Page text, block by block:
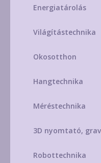
Energiatárolás
Világítástechnika
Okosotthon
Hangtechnika
Méréstechnika
3D nyomtató,
Robottechnika